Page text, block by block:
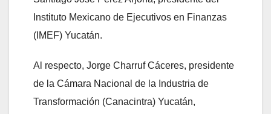
Instituto Mexicano de Ejecutivos en Finanzas
(IMEF) Yucatán.
Al respecto, Jorge Charruf Cáceres, presidente
de la Cámara Nacional de la Industria de
Transformación (Canacintra) Yucatán,